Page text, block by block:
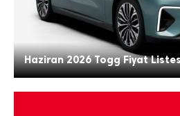
Haziran 2026 Togg Fiyat